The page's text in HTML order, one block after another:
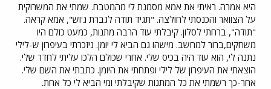
היא אמרה. ראיתי את אמא מסמנת לי מהמטבח. שמתי את המשרוקית
על הצוואר והכנסתי לחולצה. "תגיד תודה לגברת ג'וש", אמא קראה.
"תודה", ברחתי לסלון. קיבלתי עוד הרבה מתנות, כמעט כולם היו
משחקים,ברור למחשב. מישהו גם הביא לי יומן. ניזכרתי בעיפרון ש-לילי
נתנה לי, הוא עוד היה בכיס שלי. אחרי שכולם הלכו עליתי לחדר שלי.
הוצאתי את העיפרון של לילי ופתחתי את היומן. כתבתי את השם שלי.
אחר-כך רשמתי את כל המתנות שקיבלתי ומי הביא לי כל אחת.